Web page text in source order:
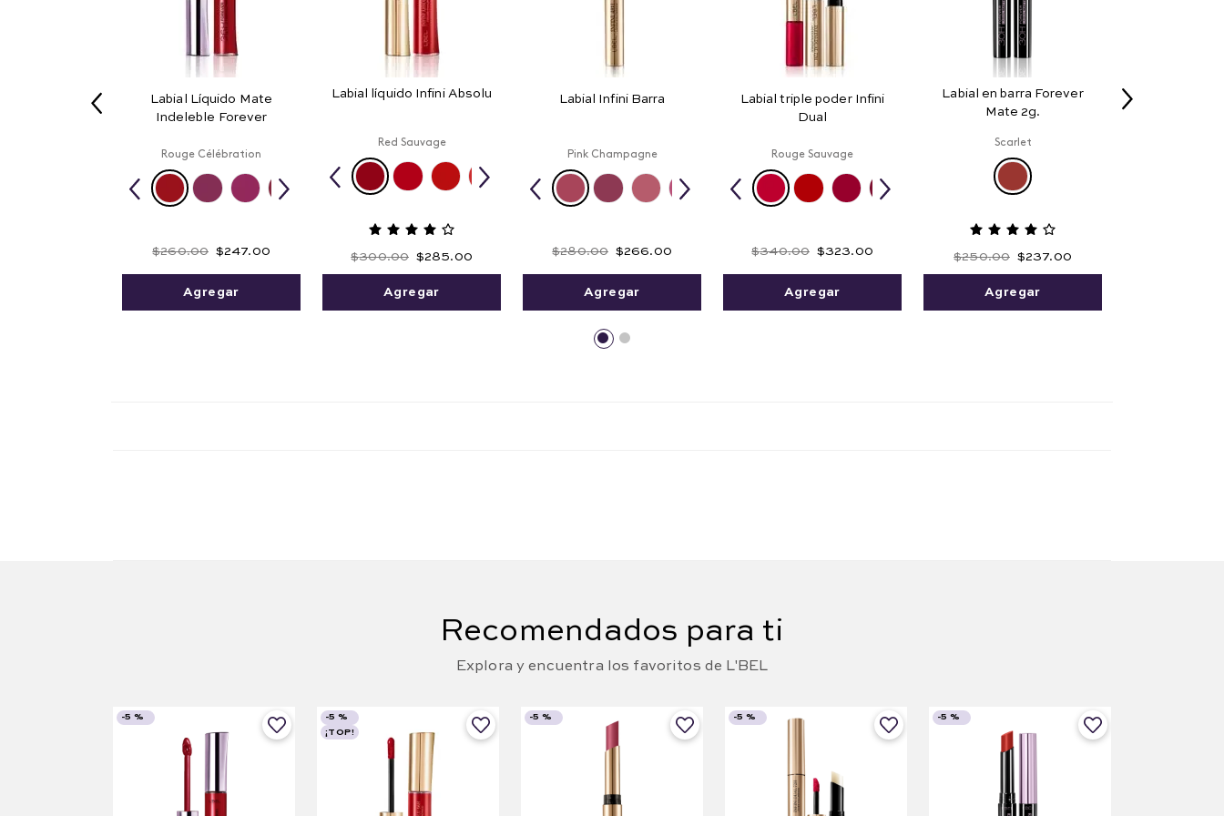
Labial Líquido Mate
Indeleble Forever
Rouge Célébration
$260.00 $247.00
Agregar
Labial líquido Infini Absolu
Red Sauvage
$300.00 $285.00
Agregar
Labial Infini Barra
Pink Champagne
$280.00 $266.00
Agregar
Labial triple poder Infini
Dual
Rouge Sauvage
$340.00 $323.00
Agregar
Labial en barra Forever
Mate 2g.
Scarlet
$250.00 $237.00
Agregar
Recomendados para ti
Explora y encuentra los favoritos de L'BEL
-5 % -5 %
¡TOP!
-5 % -5 % -5 %